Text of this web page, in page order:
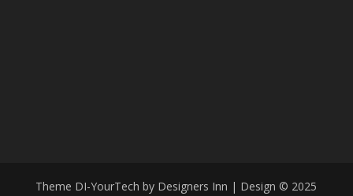
Theme DI-YourTech by Designers Inn | Design © 2025